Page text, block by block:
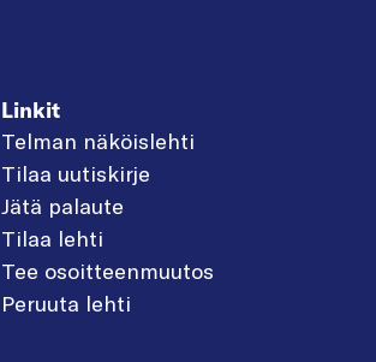
Linkit
Telman näköislehti
Tilaa uutiskirje
Jätä palaute
Tilaa lehti
Tee osoitteenmuutos
Peruuta lehti